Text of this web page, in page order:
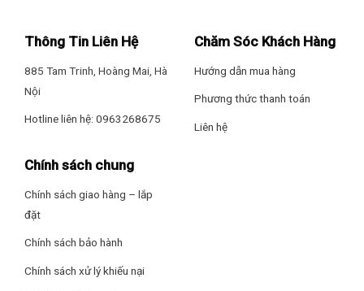
Thông Tin Liên Hệ
885 Tam Trinh, Hoàng Mai, Hà
Nội
Hotline liên hệ: 0963268675
Chăm Sóc Khách Hàng
Hướng dẫn mua hàng
Phương thức thanh toán
Liên hệ
Chính sách chung
Chính sách giao hàng – lắp
đặt
Chính sách bảo hành
Chính sách xử lý khiếu nại